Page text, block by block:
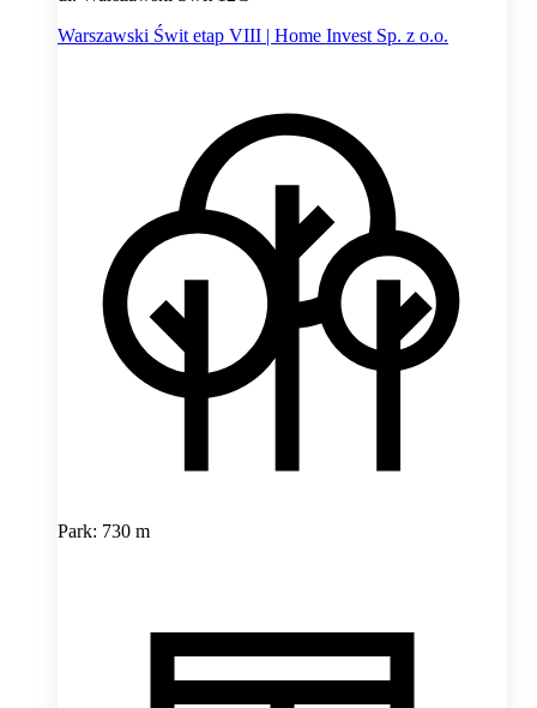
Warszawski Świt etap VIII | Home Invest Sp. z o.o.
Park: 730 m